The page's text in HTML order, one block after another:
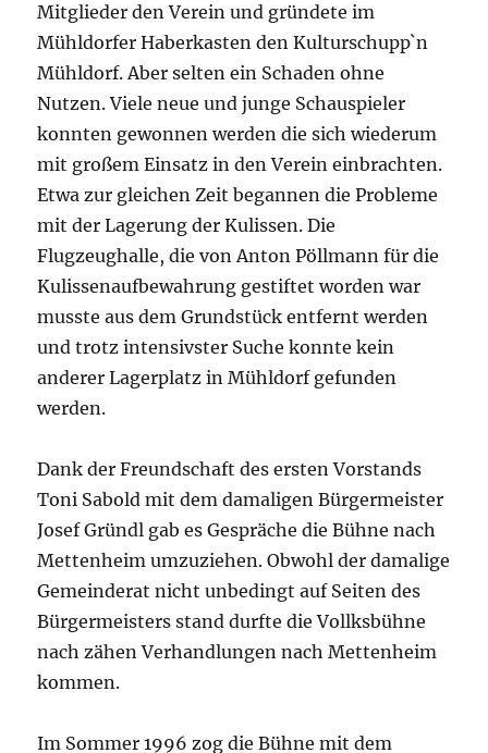
Mitglieder den Verein und gründete im
Mühldorfer Haberkasten den Kulturschupp`n
Mühldorf. Aber selten ein Schaden ohne
Nutzen. Viele neue und junge Schauspieler
konnten gewonnen werden die sich wiederum
mit großem Einsatz in den Verein einbrachten.
Etwa zur gleichen Zeit begannen die Probleme
mit der Lagerung der Kulissen. Die
Flugzeughalle, die von Anton Pöllmann für die
Kulissenaufbewahrung gestiftet worden war
musste aus dem Grundstück entfernt werden
und trotz intensivster Suche konnte kein
anderer Lagerplatz in Mühldorf gefunden
werden.
Dank der Freundschaft des ersten Vorstands
Toni Sabold mit dem damaligen Bürgermeister
Josef Gründl gab es Gespräche die Bühne nach
Mettenheim umzuziehen. Obwohl der damalige
Gemeinderat nicht unbedingt auf Seiten des
Bürgermeisters stand durfte die Vollksbühne
nach zähen Verhandlungen nach Mettenheim
kommen.
Im Sommer 1996 zog die Bühne mit dem